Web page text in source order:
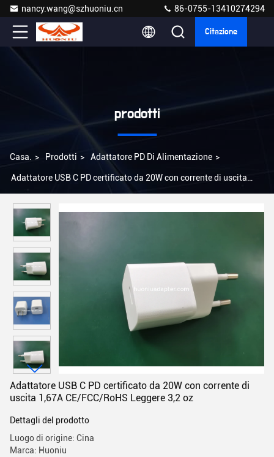
nancy.wang@szhuoniu.cn 86-0755-13410274294
Citazione
prodotti
Casa. > Prodotti > Adattatore PD Di Alimentazione >
Adattatore USB C PD certificato da 20W con corrente di uscita
Adattatore USB C PD certificato da 20W con corrente di
uscita 1,67A CE/FCC/RoHS Leggere 3,2 oz
Dettagli del prodotto
Luogo di origine: Cina
Marca: Huoniu